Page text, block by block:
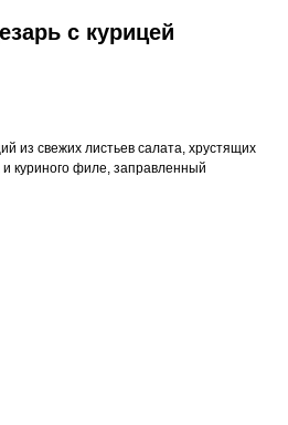
с курицей
из свежих листьев салата, хрустящих
и куриного филе, заправленный